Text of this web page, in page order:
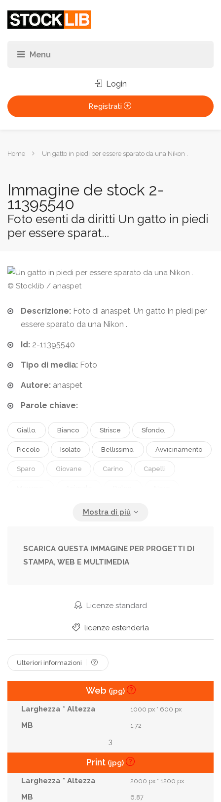
Login
Registrati
TuHome Un gatto in piedi per essere sparato da una Nikon .
Immagine de stock 2-
11395540
Foto esenti da diritti Un gatto in piedi
per essere sparat...
© Stocklib / anaspet
Descrizione: Foto di anaspet. Un gatto in piedi per
essere sparato da una Nikon .
Id: 2-11395540
Tipo di media: Foto
Autore: anaspet
Parole chiave:
Giallo. Bianco Strisce Sfondo.
Piccolo Isolato Bellissimo. Avvicinamento
Sparo Giovane Carino Capelli
Assonnato Amico.
Animali Gatto Gattino Espressione
Bello Morbido Basettoni
Posare Senti... Bugia.
Toelettatura Zampa
Micio Per Furia
SCARICA QUESTA IMMAGINE PER PROGETTI DI
STAMPA, WEB E MULTIMEDIA
Licenze standard
licenze estenderla
Ulteriori informazioni
Web (jpg)
1000 px * 600 px
1.72
3
Print (jpg)
2000 px * 1200 px
6.87